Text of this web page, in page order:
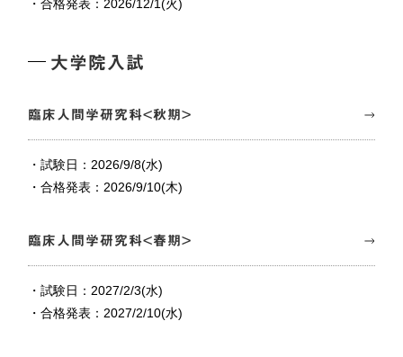
・合格発表：2026/12/1(火)
大学院入試
臨床人間学研究科<秋期>
・試験日：2026/9/8(水)
・合格発表：2026/9/10(木)
臨床人間学研究科<春期>
・試験日：2027/2/3(水)
・合格発表：2027/2/10(水)